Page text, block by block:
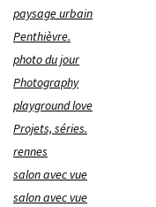
paysage urbain
Penthièvre.
photo du jour
Photography
playground love
Projets, séries.
rennes
salon avec vue
salon avec vue